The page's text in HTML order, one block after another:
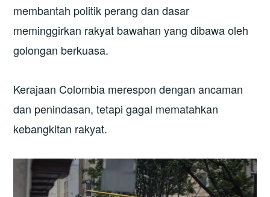
membantah politik perang dan dasar
meminggirkan rakyat bawahan yang dibawa oleh
golongan berkuasa.
Kerajaan Colombia merespon dengan ancaman
dan penindasan, tetapi gagal mematahkan
kebangkitan rakyat.